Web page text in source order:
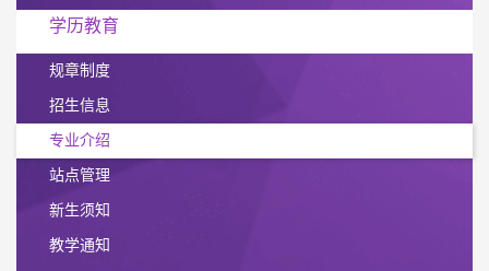
学历教育
规章制度
招生信息
专业介绍
站点管理
新生须知
教学通知